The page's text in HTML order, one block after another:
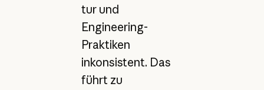
tur und
Engineering-
Praktiken
inkonsistent. Das
führt zu